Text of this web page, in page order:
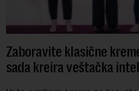
Zaboravite klasične
sada kreira veštačka